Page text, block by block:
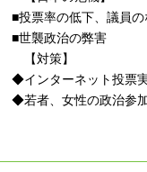
■投票率の低下、議員の
■世襲政治の弊害
【対策】
◆インターネット投票
◆若者、女性の政治参